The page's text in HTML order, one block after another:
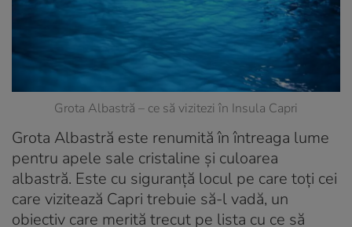
Grota Albastră – ce să vizitezi în Insula Capri
Grota Albastră este renumită în întreaga lume
pentru apele sale cristaline și culoarea
albastră. Este cu siguranță locul pe care toți cei
care vizitează Capri trebuie să-l vadă, un
obiectiv care merită trecut pe lista cu ce să